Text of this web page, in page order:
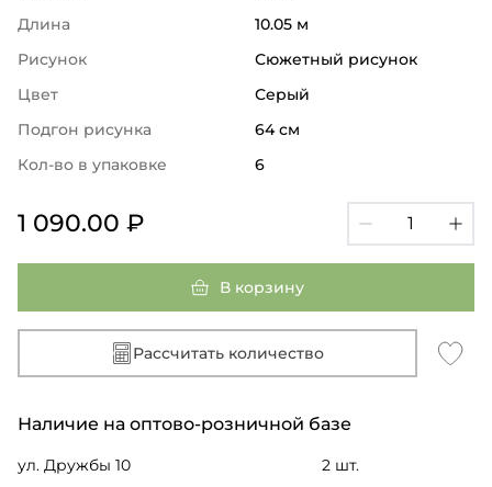
Длина
10.05 м
Рисунок
Сюжетный рисунок
Цвет
Серый
Подгон рисунка
64 см
Кол-во в упаковке
6
1 090.00 ₽
В корзину
Рассчитать количество
Наличие на оптово-розничной базе
ул. Дружбы 10 2 шт.